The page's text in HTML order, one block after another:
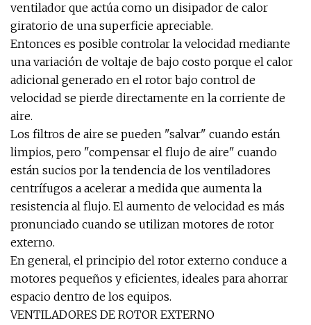
ventilador que actúa como un disipador de calor
giratorio de una superficie apreciable.
Entonces es posible controlar la velocidad mediante
una variación de voltaje de bajo costo porque el calor
adicional generado en el rotor bajo control de
velocidad se pierde directamente en la corriente de
aire.
Los filtros de aire se pueden "salvar" cuando están
limpios, pero "compensar el flujo de aire" cuando
están sucios por la tendencia de los ventiladores
centrífugos a acelerar a medida que aumenta la
resistencia al flujo. El aumento de velocidad es más
pronunciado cuando se utilizan motores de rotor
externo.
En general, el principio del rotor externo conduce a
motores pequeños y eficientes, ideales para ahorrar
espacio dentro de los equipos.
VENTILADORES DE ROTOR EXTERNO